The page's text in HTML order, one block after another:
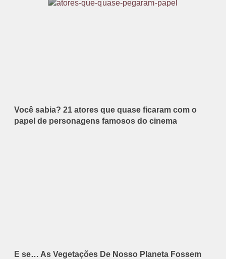
Você sabia? 21 atores que quase ficaram com o
papel de personagens famosos do cinema
E se… As Vegetações De Nosso Planeta Fossem